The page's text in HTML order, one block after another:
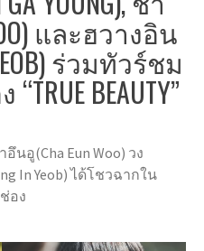
และฮวางอิน
ร่วมทัวร์ชม
BEAUTY”
นอู(Cha Eun Woo) วง
In Yeob) ได้โชวฉากใน
อง